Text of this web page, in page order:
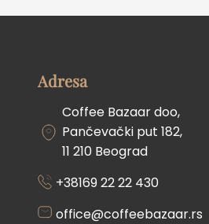
Adresa
Coffee Bazaar doo,
Pančevački put 182,
11 210 Beograd
+38169 22 22 430
office@coffeebazaar.rs